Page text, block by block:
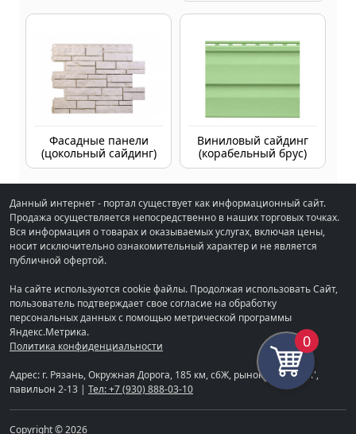
Фасадные панели
(цокольный сайдинг)
Виниловый сайдинг
(корабельный брус)
Данный интернет - портал существует как информационный сайт.
Продажа осуществляется непосредственно в наших торговых точках.
Вся информация о товарах и оказываемых услугах, включая цены,
носит исключительно ознакомительный характер и не является
публичной офертой.
На сайте используются cookie файлы. Продолжая использовать Сайт,
пользователь подтверждает свое согласие на обработку
персональных данных с помощью метрической программы
Яндекс.Метрика.
Политика конфиденциальности
Адрес: г. Рязань, Окружная Дорога, 185 км, с6Ж, рынок "СТРОЙКА",
павильон 2-13 | Тел: +7 (930) 888-03-10
Copyright © 2026
0